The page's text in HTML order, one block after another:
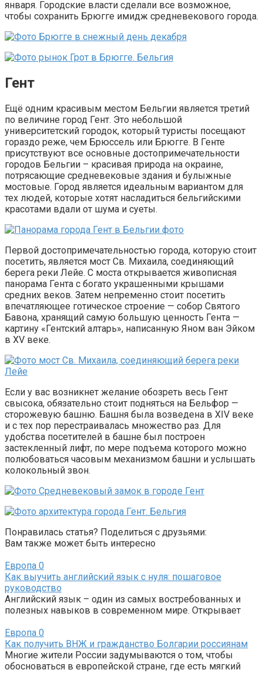
января. Городские власти сделали все возможное,
чтобы сохранить Брюгге имидж средневекового города.
Гент
Ещё одним красивым местом Бельгии является третий
по величине город Гент. Это небольшой
университетский городок, который туристы посещают
гораздо реже, чем Брюссель или Брюгге. В Генте
присутствуют все основные достопримечательности
городов Бельгии – красивая природа на окраине,
потрясающие средневековые здания и булыжные
мостовые. Город является идеальным вариантом для
тех людей, которые хотят насладиться бельгийскими
красотами вдали от шума и суеты.
Первой достопримечательностью города, которую стоит
посетить, является мост Св. Михаила, соединяющий
берега реки Лейе. С моста открывается живописная
панорама Гента с богато украшенными крышами
средних веков. Затем непременно стоит посетить
впечатляющее готическое строение — собор Святого
Бавона, хранящий самую большую ценность Гента —
картину «Гентский алтарь», написанную Яном ван Эйком
в XV веке.
Если у вас возникнет желание обозреть весь Гент
свысока, обязательно стоит подняться на Бельфор —
сторожевую башню. Башня была возведена в XIV веке
и с тех пор перестраивалась множество раз. Для
удобства посетителей в башне был построен
застекленный лифт, по мере подъема которого можно
полюбоваться часовым механизмом башни и услышать
колокольный звон.
Понравилась статья? Поделиться с друзьями:
Вам также может быть интересно
Европа 0
Как выучить английский язык с нуля: пошаговое
руководство
Английский язык – один из самых востребованных и
полезных навыков в современном мире. Открывает
Европа 0
Как получить ВНЖ и гражданство Болгарии россиянам
Многие жители России задумываются о том, чтобы
обосноваться в европейской стране, где есть мягкий